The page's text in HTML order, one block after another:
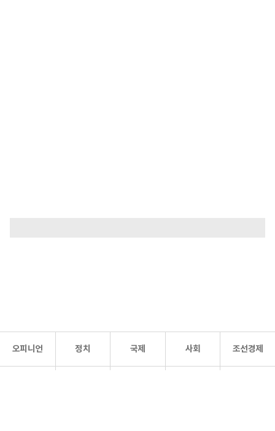
오피니언 정치 국제 사회 조선경제